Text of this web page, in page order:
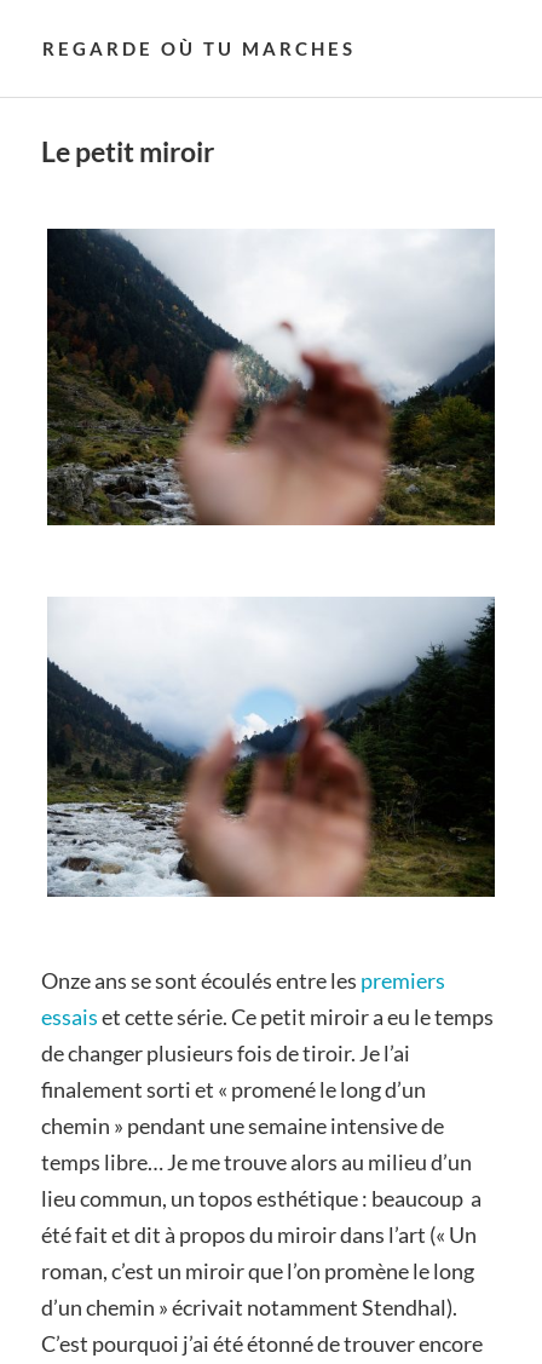
REGARDE OÙ TU MARCHES
Le petit miroir
Onze ans se sont écoulés entre les premiers
essaiset cette série. Ce petit miroir a eu le temps
de changer plusieurs fois de tiroir. Je l’ai
finalement sorti et « promené le long d’un
chemin » pendant une semaine intensive de
temps libre… Je me trouve alors au milieu d’un
lieu commun, un topos esthétique : beaucoup a
été fait et dit à propos du miroir dans l’art (« Un
roman, c’est un miroir que l’on promène le long
d’un chemin » écrivait notamment Stendhal).
C’est pourquoi j’ai été étonné de trouver encore